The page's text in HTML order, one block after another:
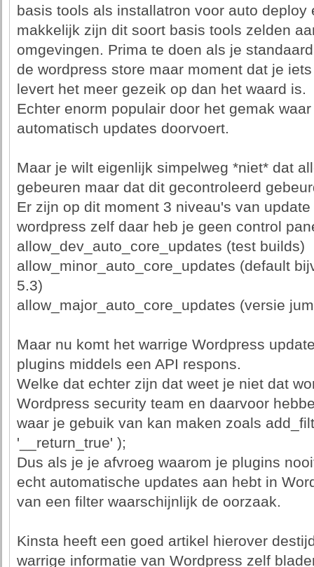
basis tools als installatron voor auto deploy
makkelijk zijn dit soort basis tools zelden
omgevingen. Prima te doen als je
de wordpress store maar moment dat je
levert het meer gezeik op dan het waard is.
Echter enorm populair door het gemak
automatisch updates doorvoert.
Maar je wilt eigenlijk simpelweg *niet* dat
gebeuren maar dat dit gecontroleerd
Er zijn op dit moment 3 niveau's van
wordpress zelf daar heb je geen control
allow_dev_auto_core_updates (test builds)
allow_minor_auto_core_updates (default
5.3)
allow_major_auto_core_updates (versie
Maar nu komt het warrige Wordpress
plugins middels een API respons.
Welke dat echter zijn dat weet je niet dat
Wordpress security team en daarvoor
waar je gebuik van kan maken zoals
'__return_true' );
Dus als je je afvroeg waarom je plugins
echt automatische updates aan hebt in
van een filter waarschijnlijk de oorzaak.
Kinsta heeft een goed artikel hierover
warrige informatie van Wordpress zelf